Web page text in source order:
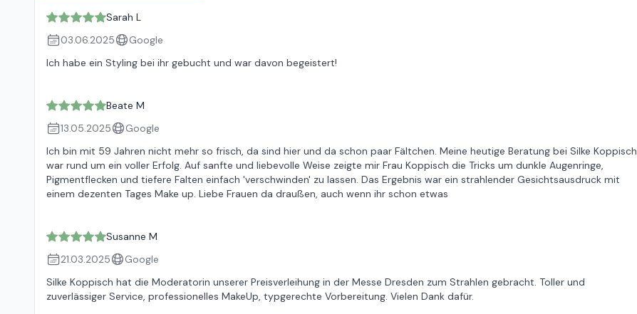
Sarah L
03.06.2025
Google
Ich habe ein Styling bei ihr gebucht und war davon begeistert!
Beate M
13.05.2025
Google
Ich bin mit 59 Jahren nicht mehr so frisch, da sind hier und da schon paar Fältchen. Meine heutige Beratung bei Silke Koppisch
war rund um ein voller Erfolg. Auf sanfte und liebevolle Weise zeigte mir Frau Koppisch die Tricks um dunkle Augenringe,
Pigmentflecken und tiefere Falten einfach 'verschwinden' zu lassen. Das Ergebnis war ein strahlender Gesichtsausdruck mit
einem dezenten Tages Make up. Liebe Frauen da draußen, auch wenn ihr schon etwas
Susanne M
21.03.2025
Google
Silke Koppisch hat die Moderatorin unserer Preisverleihung in der Messe Dresden zum Strahlen gebracht. Toller und
zuverlässiger Service, professionelles MakeUp, typgerechte Vorbereitung. Vielen Dank dafür.